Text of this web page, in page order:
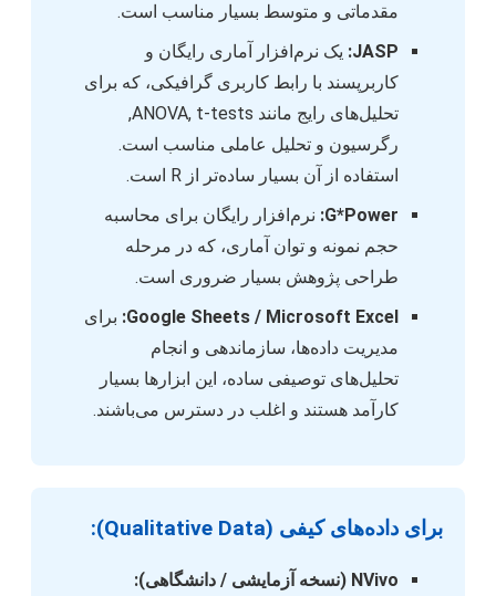
مقدماتی و متوسط بسیار مناسب است.
JASP: یک نرم‌افزار آماری رایگان و
کاربرپسند با رابط کاربری گرافیکی، که برای
تحلیل‌های رایج مانند ANOVA, t-tests,
رگرسیون و تحلیل عاملی مناسب است.
استفاده از آن بسیار ساده‌تر از R است.
G*Power: نرم‌افزار رایگان برای محاسبه
حجم نمونه و توان آماری، که در مرحله
طراحی پژوهش بسیار ضروری است.
Google Sheets / Microsoft Excel: برای
مدیریت داده‌ها، سازماندهی و انجام
تحلیل‌های توصیفی ساده، این ابزارها بسیار
کارآمد هستند و اغلب در دسترس می‌باشند.
برای داده‌های کیفی (Qualitative Data):
NVivo (نسخه آزمایشی / دانشگاهی):